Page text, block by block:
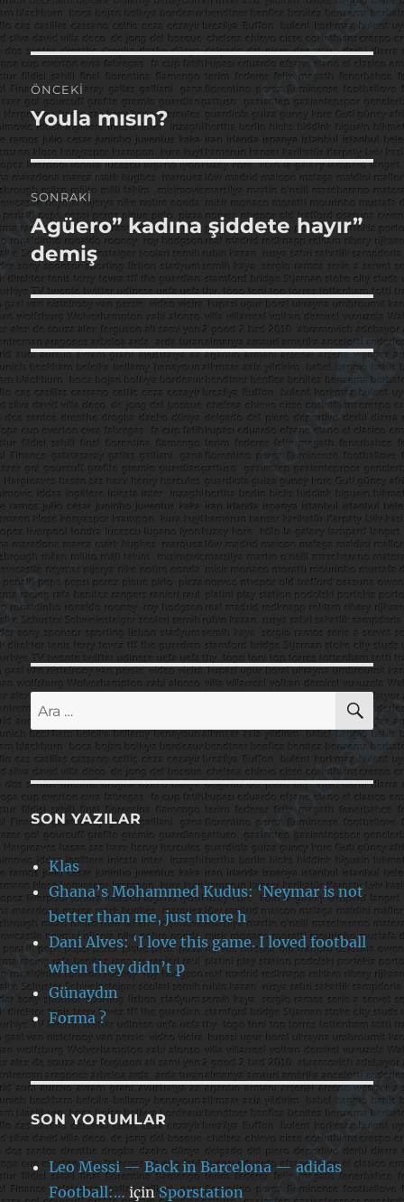
Yazı
gezinmesi
ÖNCEKI
Önceki
yazı:
Youla mısın?
SONRAKI
Sonraki
yazı:
Agüero” kadına şiddete hayır”
demiş
Ara:
SON YAZILAR
Klas
Ghana’s Mohammed Kudus: ‘Neymar is not
better than me, just more h
Dani Alves: ‘I love this game. I loved football
when they didn’t p
Günaydın
Forma ?
SON YORUMLAR
Leo Messi — Back in Barcelona — adidas
Football:…içinSporstation